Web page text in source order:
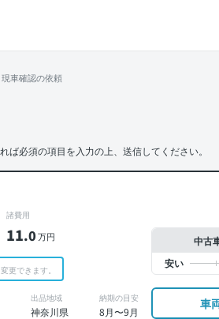
現車確認の依頼
ば必須の項目を入力の上、送信してください。
諸費用
11.0万円
更できます。
出品地域
神奈川県
納期の目安
8月〜9月
中古
車